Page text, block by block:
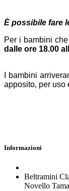
È possibile fare
Per i bambini
dalle ore 18.00
I bambini
apposito, per uso
Informazioni
Beltramini
Novello